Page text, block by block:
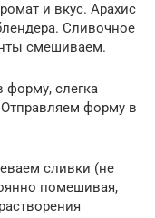
и вкус. Арахис
Сливочное
смешиваем.
слегка
форму в
сливки (не
помешивая,